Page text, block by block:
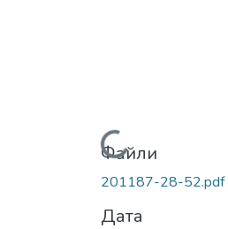
Вантажиться...
Файли
201187-28-52.pdf
Дата